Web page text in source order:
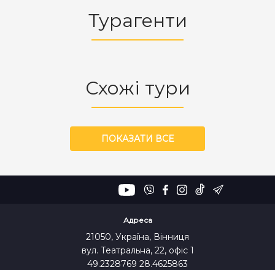
Турагенти
Схожі тури
ПОКАЗАТИ ВСЕ
Адреса
21050, Україна, Вінниця
вул. Театральна, 22, офіс 1
49.2328769 28.4625863